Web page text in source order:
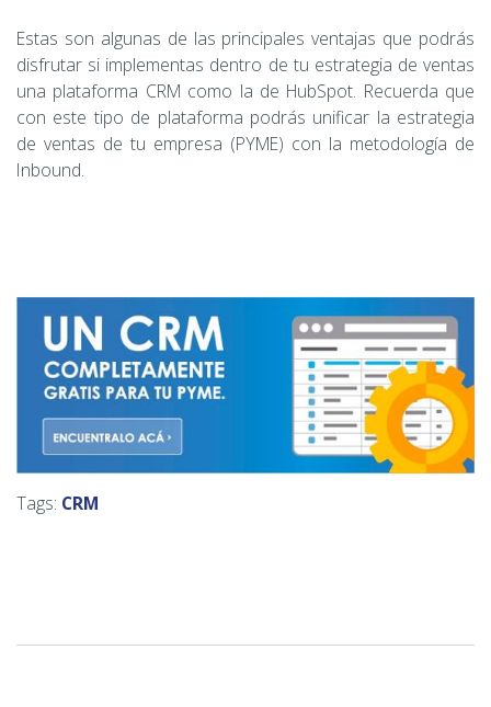
Estas son algunas de las principales ventajas que podrás
disfrutar si implementas dentro de tu estrategia de ventas
una plataforma CRM como la de HubSpot. Recuerda que
con este tipo de plataforma podrás unificar la estrategia
de ventas de tu empresa (PYME) con la metodología de
Inbound.
Tags: CRM